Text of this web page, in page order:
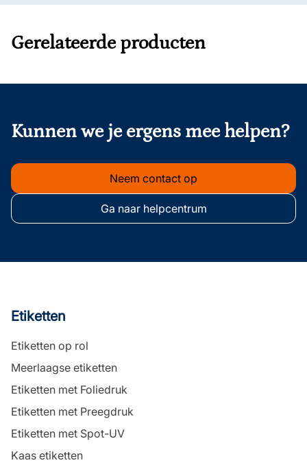
Gerelateerde producten
Kunnen we je ergens mee helpen?
Neem contact op
Ga naar helpcentrum
Etiketten
Etiketten op rol
Meerlaagse etiketten
Etiketten met Foliedruk
Etiketten met Preegdruk
Etiketten met Spot-UV
Kaas etiketten